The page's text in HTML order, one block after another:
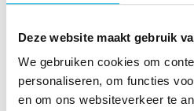
Deze website maakt gebruik
We gebruiken cookies om
personaliseren, om functies
en om ons websiteverkeer te
gerealiseerd met het state-
klimaatbeheersysteem. Uniek
chauffeur de temperatuur op
van de passagiers regelt.